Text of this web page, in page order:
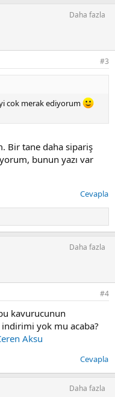
Daha fazla
#3
cok merak ediyorum
Bir tane daha sipariş
bunun yazı var
Cevapla
Daha fazla
#4
kavurucunun
yok mu acaba?
Aksu
Cevapla
Daha fazla